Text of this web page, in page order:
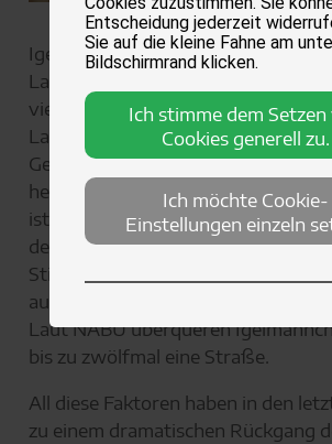
Igel leben gefährlich. Durch die
Landwirtschaft ist nicht nur ihr
vielerorts zerstört, die eingesetzten
Landmaschinen werden auch
Gefahr - genau wie Mähroboter
heimischen Gärten.
ist jedoch - wie für viele andere
der Straßenverkehr. Die
Stiftung geht von rund einer halben
aus, die jedes Jahr durch Autos
Laut NABU überqueren
bis zu zwölfmal eine Straße.
All diese Faktoren haben in den
zu einem dramatischen Rückgang
Entscheidung jederzeit
Sie auf die kleine Fahne am
Bildschirmrand klicken.
Ich stimme dem Setzen
Cookies generell zu.
Ich möchte Cookie-
Einstellungen einzeln